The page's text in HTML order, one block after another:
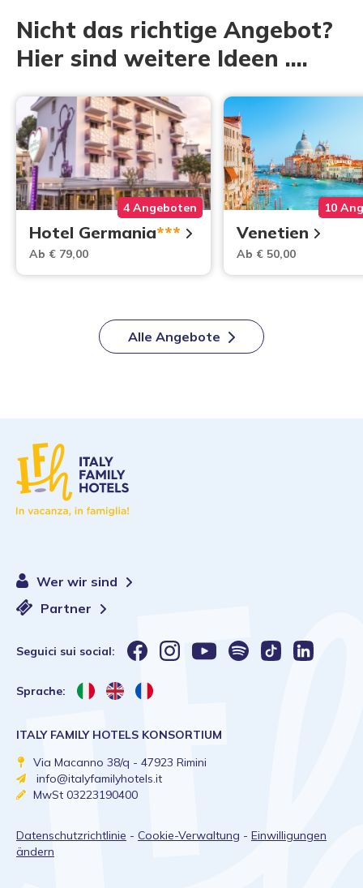
Nicht das richtige Angebot?
Hier sind weitere Ideen ....
4 Angeboten
Hotel Germania***
Ab € 79,00
10
Venetien
Ab € 50,00
Alle Angebote
Wer wir sind
Partner
Seguici sui social:
Sprache:
ITALY FAMILY HOTELS KONSORTIUM
Via Macanno 38/q - 47923 Rimini
info@italyfamilyhotels.it
MwSt 03223190400
Datenschutzrichtlinie - Cookie-Verwaltung - Einwilligungen
ändern